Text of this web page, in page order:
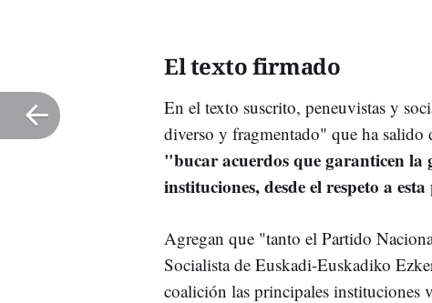
El texto firmado
En el texto suscrito, peneuvistas y
diverso y fragmentado" que ha salido
"bucar acuerdos que garanticen
instituciones, desde el respeto a
Agregan que "tanto el Partido
Socialista de Euskadi-Euskadiko
coalición las principales instituciones